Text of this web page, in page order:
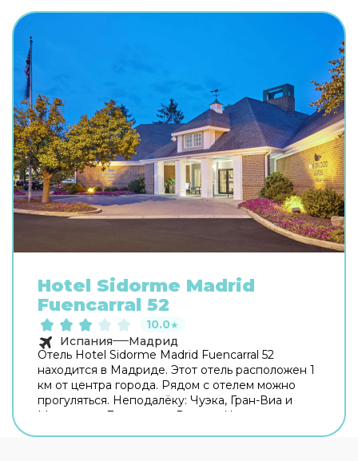
Hotel Sidorme Madrid
Fuencarral 52
10.0★
Испания
Мадрид
Отель Hotel Sidorme Madrid Fuencarral 52
находится в Мадриде. Этот отель расположен 1
км от центра города. Рядом с отелем можно
прогуляться. Неподалёку: Чуэка, Гран-Виа и
Монастырь Дескальсас Реалес. На территории